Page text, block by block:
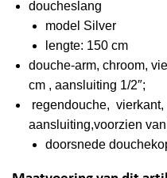
doucheslang
model Silver
lengte: 150 cm
douche-arm, chroom,
cm , aansluiting 1/2″;
regendouche, vierkant,
aansluiting,voorzien
doorsnede